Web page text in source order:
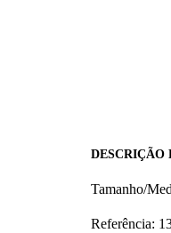
DESCRIÇÃO
Tamanho/
Referência: